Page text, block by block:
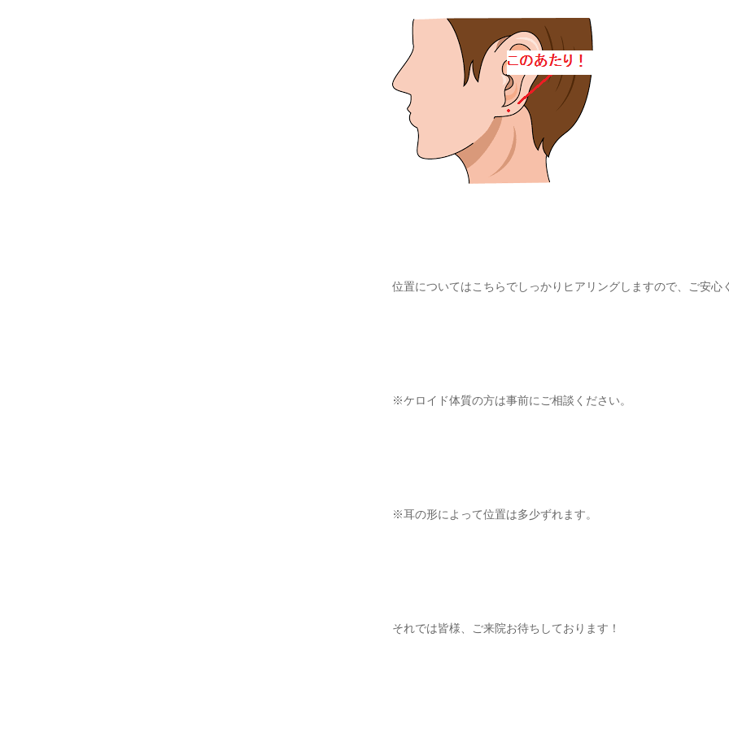
位置についてはこちらでしっかりヒアリングしますので、ご安心
※ケロイド体質の方は事前にご相談ください。
※耳の形によって位置は多少ずれます。
それでは皆様、ご来院お待ちしております！